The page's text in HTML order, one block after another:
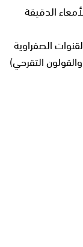
الدقيقة
الصفراوية
التقرحي)